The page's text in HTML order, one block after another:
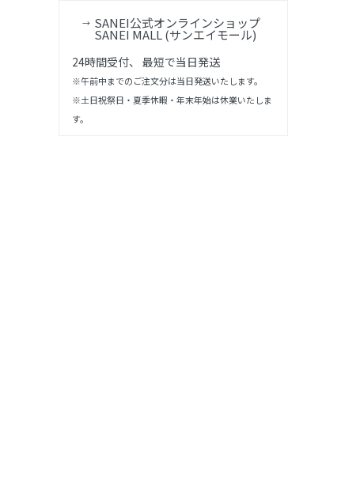
SANEI公式オンラインショップ
SANEI MALL (サンエイモール)
24時間受付、 最短で当日発送
※午前中までのご注文分は当日発送いたします。
※土日祝祭日・夏季休暇・年末年始は休業いたしま
す。